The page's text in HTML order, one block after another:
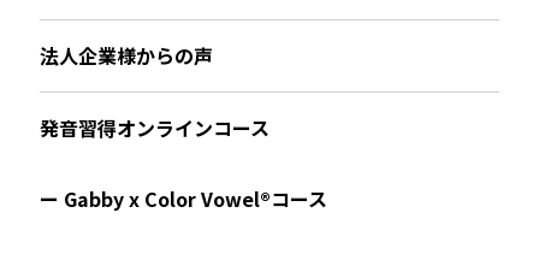
法人企業様からの声
発音習得オンラインコース
ー Gabby x Color Vowel®︎コース